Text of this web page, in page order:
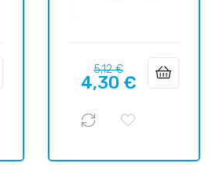
Precio
regular
5,12 €Precio
4,30 €